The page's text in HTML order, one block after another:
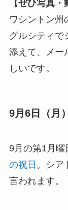
【ぜひ写真
ワシントン州
グルシティで
添えて、メー
しいです。
9月6日（月）
9月の第1月曜
の祝日 。シア
言われます。